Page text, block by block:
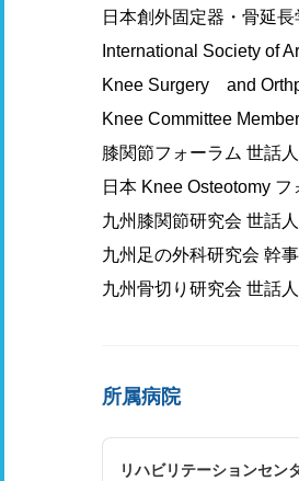
日本創外固定器・骨延長
International Society of
Knee Surgery and
Knee Committee Member
膝関節フォーラム 世話人
日本 Knee Osteotomy フ
九州膝関節研究会 世話人
九州足の外科研究会 幹事
九州骨切り研究会 世話人
所属病院
リハビリテーションセン